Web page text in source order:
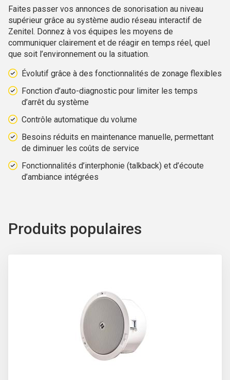
Faites passer vos annonces de sonorisation au niveau
supérieur grâce au système audio réseau interactif de
Zenitel. Donnez à vos équipes les moyens de
communiquer clairement et de réagir en temps réel, quel
que soit l’environnement ou la situation.
Évolutif grâce à des fonctionnalités de zonage flexibles
Fonction d’auto-diagnostic pour limiter les temps
d’arrêt du système
Contrôle automatique du volume
Besoins réduits en maintenance manuelle, permettant
de diminuer les coûts de service
Fonctionnalités d’interphonie (talkback) et d’écoute
d’ambiance intégrées
Produits populaires